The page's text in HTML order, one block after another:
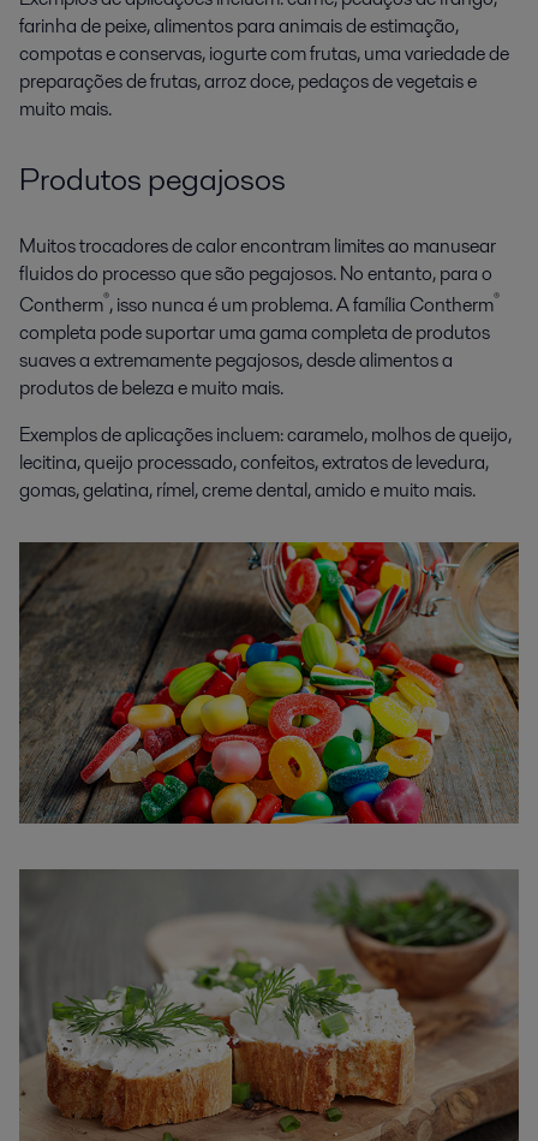
farinha de peixe, alimentos para animais de estimação,
compotas e conservas, iogurte com frutas, uma variedade de
preparações de frutas, arroz doce, pedaços de vegetais e
muito mais.
Produtos pegajosos
Muitos trocadores de calor encontram limites ao manusear
fluidos do processo que são pegajosos. No entanto, para o
Contherm®, isso nunca é um problema. A família Contherm®
completa pode suportar uma gama completa de produtos
suaves a extremamente pegajosos, desde alimentos a
produtos de beleza e muito mais.
Exemplos de aplicações incluem: caramelo, molhos de queijo,
lecitina, queijo processado, confeitos, extratos de levedura,
gomas, gelatina, rímel, creme dental, amido e muito mais.